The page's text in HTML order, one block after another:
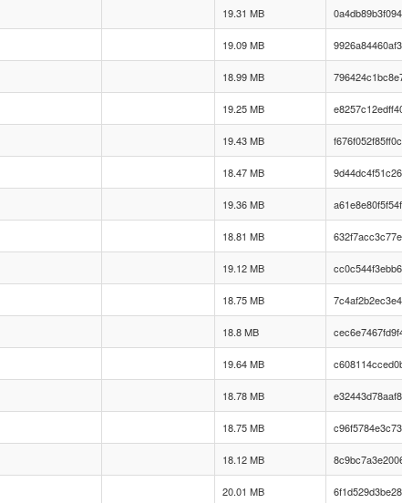
19.31 MB
19.09 MB
18.99 MB
19.25 MB
19.43 MB
18.47 MB
19.36 MB
18.81 MB
19.12 MB
18.75 MB
18.8 MB
19.64 MB
18.78 MB
18.75 MB
18.12 MB
20.01 MB